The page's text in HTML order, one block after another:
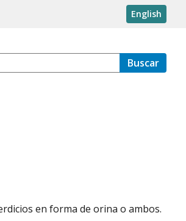
English
Buscar
en forma de orina o ambos.